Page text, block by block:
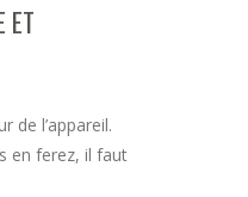
ET
de l’appareil.
en ferez, il faut